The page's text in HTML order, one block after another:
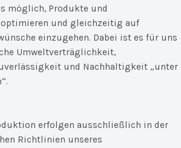
möglich, Produkte und
und gleichzeitig auf
einzugehen. Dabei ist es für uns
Umweltverträglichkeit,
und Nachhaltigkeit „unter
erfolgen ausschließlich in der
Richtlinien unseres